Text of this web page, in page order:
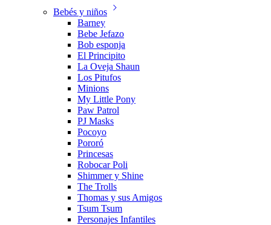
Bebés y niños
Barney
Bebe Jefazo
Bob esponja
El Principito
La Oveja Shaun
Los Pitufos
Minions
My Little Pony
Paw Patrol
PJ Masks
Pocoyo
Pororó
Princesas
Robocar Poli
Shimmer y Shine
The Trolls
Thomas y sus Amigos
Tsum Tsum
Personajes Infantiles